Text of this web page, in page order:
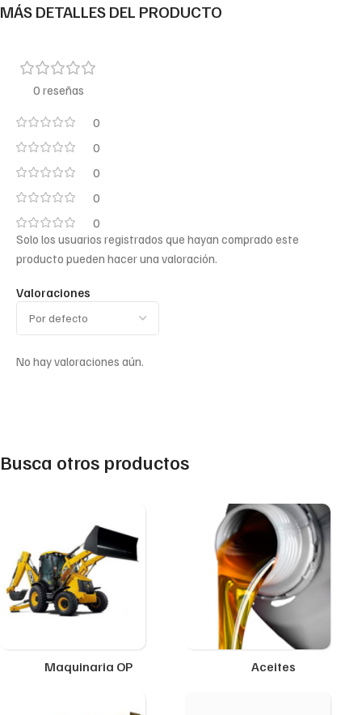
MÁS DETALLES DEL PRODUCTO
0 reseñas
0
0
0
0
0
Valoraciones
No hay valoraciones aún.
Solo los usuarios registrados que hayan comprado este
producto pueden hacer una valoración.
Busca otros productos
Maquinaria OP Aceites